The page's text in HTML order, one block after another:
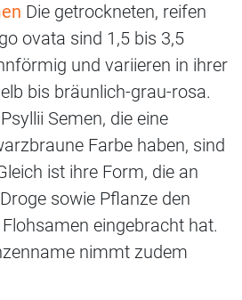
Die getrockneten, reifen
ovata sind 1,5 bis 3,5
und variieren in ihrer
bis bräunlich-grau-rosa.
Semen, die eine
Farbe haben, sind
ist ihre Form, die an
sowie Pflanze den
eingebracht hat.
nimmt zudem